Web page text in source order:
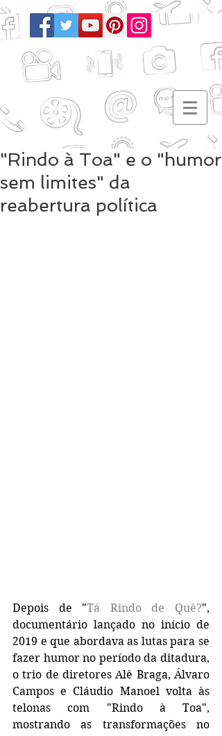
"Rindo à Toa" e o "humor
sem limites" da
reabertura política
Depois de "Tá Rindo de Quê?",
documentário lançado no início de
2019 e que abordava as lutas para se
fazer humor no período da ditadura,
o trio de diretores Alê Braga, Álvaro
Campos e Cláudio Manoel volta às
telonas com "Rindo à Toa",
mostrando as transformações no